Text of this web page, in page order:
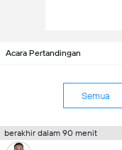
Acara Pertandingan
Semua
berakhir dalam 90 menit